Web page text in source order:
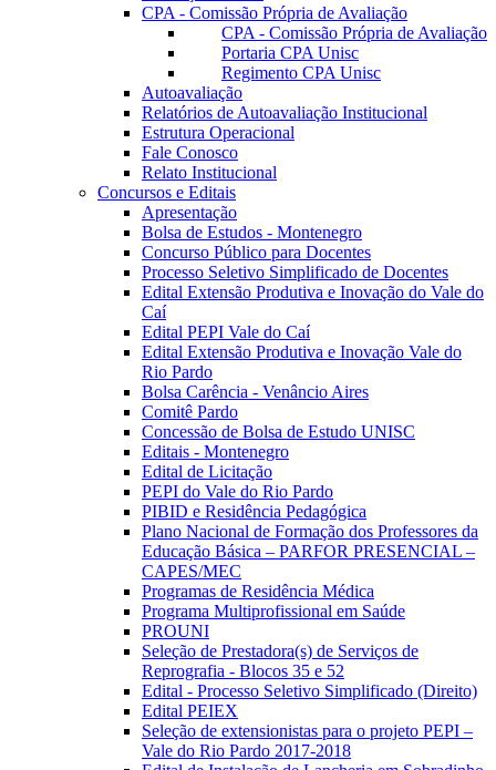
CPA - Comissão Própria de Avaliação
CPA - Comissão Própria de Avaliação
Portaria CPA Unisc
Regimento CPA Unisc
Autoavaliação
Relatórios de Autoavaliação Institucional
Estrutura Operacional
Fale Conosco
Relato Institucional
Concursos e Editais
Apresentação
Bolsa de Estudos - Montenegro
Concurso Público para Docentes
Processo Seletivo Simplificado de Docentes
Edital Extensão Produtiva e Inovação do Vale do
Caí
Edital PEPI Vale do Caí
Edital Extensão Produtiva e Inovação Vale do
Rio Pardo
Bolsa Carência - Venâncio Aires
Comitê Pardo
Concessão de Bolsa de Estudo UNISC
Editais - Montenegro
Edital de Licitação
PEPI do Vale do Rio Pardo
PIBID e Residência Pedagógica
Plano Nacional de Formação dos Professores da
Educação Básica – PARFOR PRESENCIAL –
CAPES/MEC
Programas de Residência Médica
Programa Multiprofissional em Saúde
PROUNI
Seleção de Prestadora(s) de Serviços de
Reprografia - Blocos 35 e 52
Edital - Processo Seletivo Simplificado (Direito)
Edital PEIEX
Seleção de extensionistas para o projeto PEPI –
Vale do Rio Pardo 2017-2018